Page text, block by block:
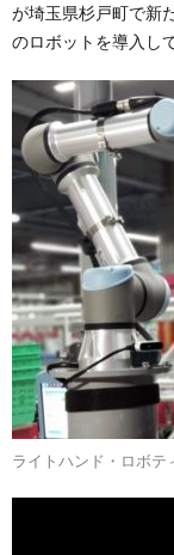
が埼玉県杉戸町で新
のロボットを導入し
ライトハンド・ロボテ